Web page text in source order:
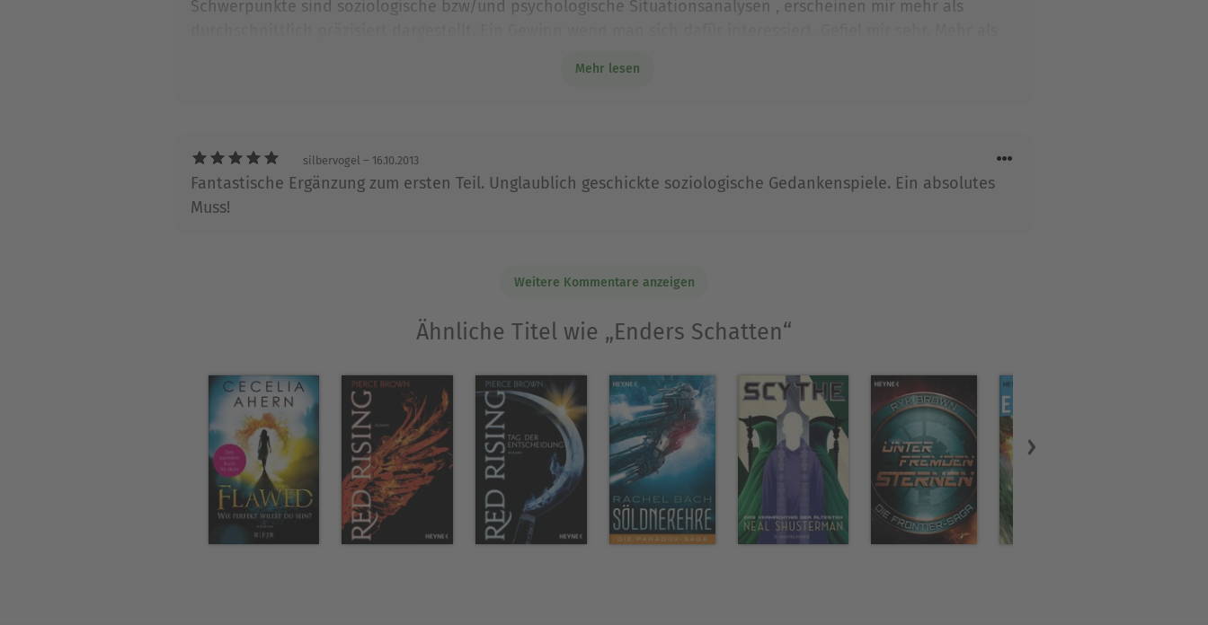
Ausblenden
Schwerpunkte sind soziologische bzw/und psychologische Situationsanalysen , erscheinen mir mehr als
überdurchschnittlich und mit soziologischen Feinheiten versehen.
Mehr lesen
silbervogel – 16.10.2013
Fantastische Ergänzung zum ersten Teil. Unglaublich geschickte soziologische Gedankenspiele. Ein absolutes
Muss!
Weitere Kommentare anzeigen
Ähnliche Titel wie „Enders Schatten“